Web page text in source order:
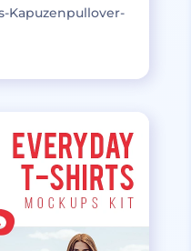
Kapuzenpullover-